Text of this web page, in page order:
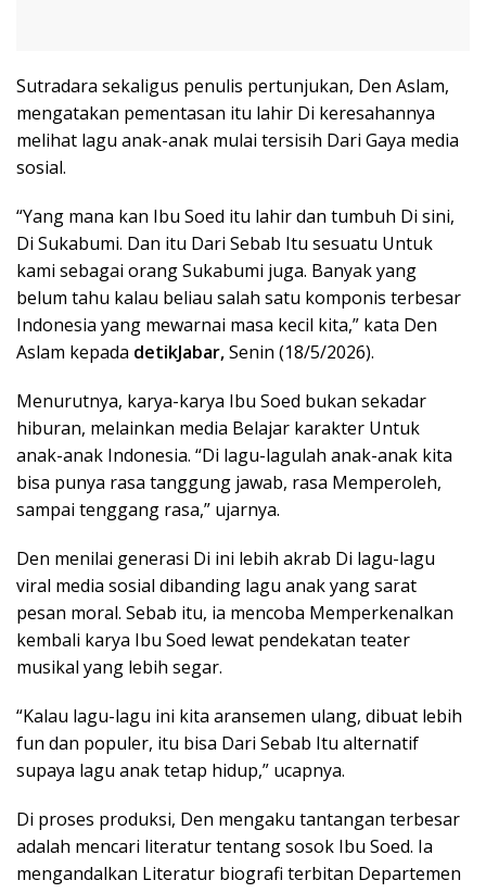
Sutradara sekaligus penulis pertunjukan, Den Aslam,
mengatakan pementasan itu lahir Di keresahannya
melihat lagu anak-anak mulai tersisih Dari Gaya media
sosial.
“Yang mana kan Ibu Soed itu lahir dan tumbuh Di sini,
Di Sukabumi. Dan itu Dari Sebab Itu sesuatu Untuk
kami sebagai orang Sukabumi juga. Banyak yang
belum tahu kalau beliau salah satu komponis terbesar
Indonesia yang mewarnai masa kecil kita,” kata Den
Aslam kepada detikJabar,Senin (18/5/2026).
Menurutnya, karya-karya Ibu Soed bukan sekadar
hiburan, melainkan media Belajar karakter Untuk
anak-anak Indonesia. “Di lagu-lagulah anak-anak kita
bisa punya rasa tanggung jawab, rasa Memperoleh,
sampai tenggang rasa,” ujarnya.
Den menilai generasi Di ini lebih akrab Di lagu-lagu
viral media sosial dibanding lagu anak yang sarat
pesan moral. Sebab itu, ia mencoba Memperkenalkan
kembali karya Ibu Soed lewat pendekatan teater
musikal yang lebih segar.
“Kalau lagu-lagu ini kita aransemen ulang, dibuat lebih
fun dan populer, itu bisa Dari Sebab Itu alternatif
supaya lagu anak tetap hidup,” ucapnya.
Di proses produksi, Den mengaku tantangan terbesar
adalah mencari literatur tentang sosok Ibu Soed. Ia
mengandalkan Literatur biografi terbitan Departemen